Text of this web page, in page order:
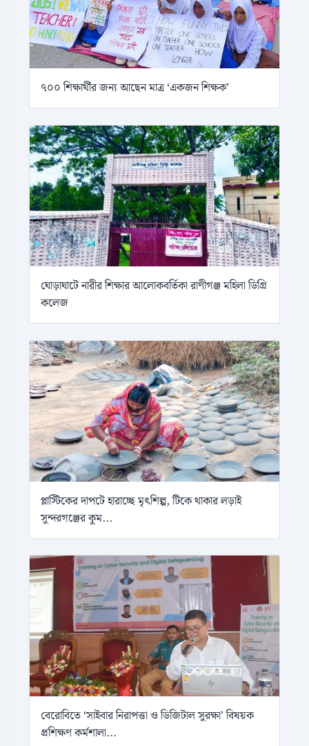
৭০০ শিক্ষার্থীর জন্য আছেন মাত্র ‘একজন শিক্ষক’
ঘোড়াঘাটে নারীর শিক্ষার আলোকবর্তিকা রাণীগঞ্জ মহিলা ডিগ্রি
কলেজ
প্লাস্টিকের দাপটে হারাচ্ছে মৃৎশিল্প, টিকে থাকার লড়াই
সুন্দরগঞ্জের কুম...
বেরোবিতে ‘সাইবার নিরাপত্তা ও ডিজিটাল সুরক্ষা’ বিষয়ক
প্রশিক্ষণ কর্মশালা...